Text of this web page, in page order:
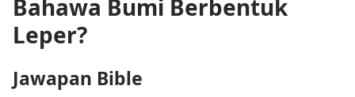
Bahawa Bumi Berbentuk
Leper?
Jawapan Bible